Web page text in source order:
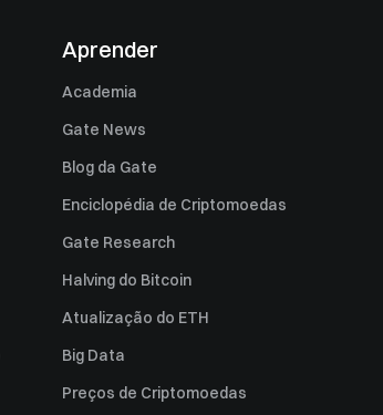
Aprender
Academia
Gate News
Blog da Gate
Enciclopédia de Criptomoedas
Gate Research
Halving do Bitcoin
Atualização do ETH
Big Data
Preços de Criptomoedas